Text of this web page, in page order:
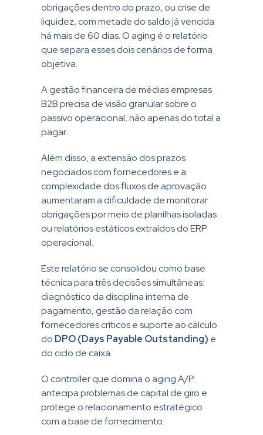
obrigações dentro do prazo, ou crise de
liquidez, com metade do saldo já vencida
há mais de 60 dias. O aging é o relatório
que separa esses dois cenários de forma
objetiva.
A gestão financeira de médias empresas
B2B precisa de visão granular sobre o
passivo operacional, não apenas do total a
pagar.
Além disso, a extensão dos prazos
negociados com fornecedores e a
complexidade dos fluxos de aprovação
aumentaram a dificuldade de monitorar
obrigações por meio de planilhas isoladas
ou relatórios estáticos extraídos do ERP
operacional.
Este relatório se consolidou como base
técnica para três decisões simultâneas:
diagnóstico da disciplina interna de
pagamento, gestão da relação com
fornecedores críticos e suporte ao cálculo
do DPO (Days Payable Outstanding) e
do ciclo de caixa.
O controller que domina o aging A/P
antecipa problemas de capital de giro e
protege o relacionamento estratégico
com a base de fornecimento.